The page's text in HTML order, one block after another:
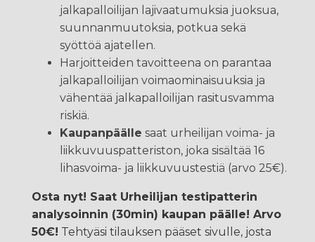
jalkapalloilijan lajivaatumuksia juoksua,
suunnanmuutoksia, potkua sekä
syöttöä ajatellen.
Harjoitteiden tavoitteena on parantaa
jalkapalloilijan voimaominaisuuksia ja
vähentää jalkapalloilijan rasitusvamma
riskiä.
Kaupanpäälle saat urheilijan voima- ja
liikkuvuuspatteriston, joka sisältää 16
lihasvoima- ja liikkuvuustestiä (arvo 25€).
Osta nyt! Saat Urheilijan testipatterin
analysoinnin (30min) kaupan päälle! Arvo
50€! Tehtyäsi tilauksen pääset sivulle, josta